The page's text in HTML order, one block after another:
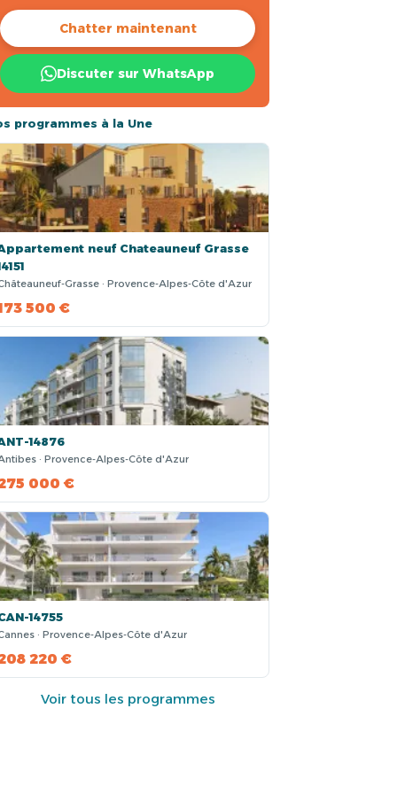
Chatter maintenant
Discuter sur WhatsApp
programmes à la Une
neuf Chateauneuf Grasse
Grasse · Provence-Alpes-Côte d'Azur
500 €
14876
· Provence-Alpes-Côte d'Azur
000 €
14755
· Provence-Alpes-Côte d'Azur
220 €
Voir tous les programmes